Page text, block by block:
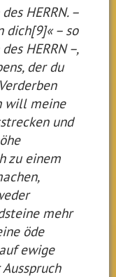
HERRN. –
dich[9]« – so
HERRN –,
der du
will meine
und
zu einem
mehr
öde
ewige